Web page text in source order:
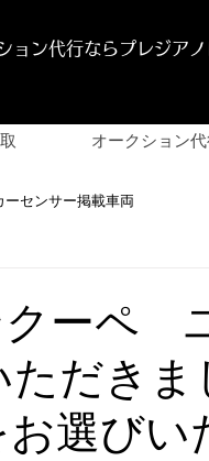
ョン代行ならプレジア
オークション
ーセンサー掲載車両
クーペ
だきま
選びい